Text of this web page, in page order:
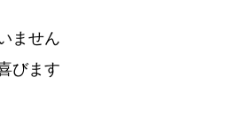
ません
びます